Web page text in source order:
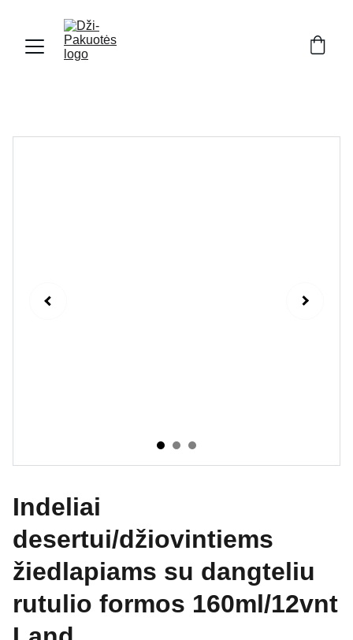
Indeliai
desertui/džiovintiems
žiedlapiams su dangteliu
rutulio formos 160ml/12vnt